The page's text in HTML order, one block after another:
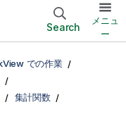
Search
メニュ
ー
での作業
集計関数